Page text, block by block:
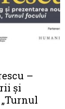
–
și